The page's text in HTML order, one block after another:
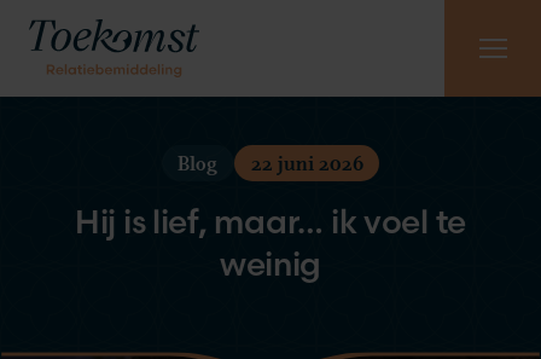
Meest gestelde vragen
Vraag gratis kennismaking aan
085 - 130 6965
Blog 22 juni 2026
Hij is lief, maar… ik voel te
weinig